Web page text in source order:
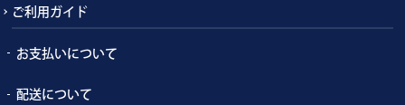
ご利用ガイド
お支払いについて
配送について